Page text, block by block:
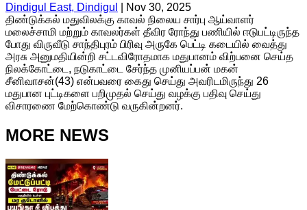
Dindigul East, Dindigul
Nov 30, 2025
திண்டுக்கல் மதுவிலக்கு காவல் நிலைய சார்பு ஆய்வாளர்
மலைச்சாமி மற்றும் காவலர்கள் தீவிர ரோந்து பணியில் ஈடுபட்டிருந்த
போது விருவீடு சாந்திபுரம் பிரிவு அருகே பெட்டி கடையில் வைத்து
அரசு அனுமதியின்றி சட்டவிரோதமாக மதுபானம் விற்பனை செய்த
நிலக்கோட்டை, நடுகாட்டை சேர்ந்த முனியப்பன் மகன்
சீனிவாசன்(43) என்பவரை கைது செய்து அவரிடமிருந்து 26
மதுபான புட்டிகளை பறிமுதல் செய்து வழக்கு பதிவு செய்து
விசாரணை மேற்கொண்டு வருகின்றனர்.
MORE NEWS